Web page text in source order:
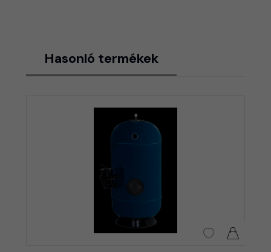
Hasonló termékek